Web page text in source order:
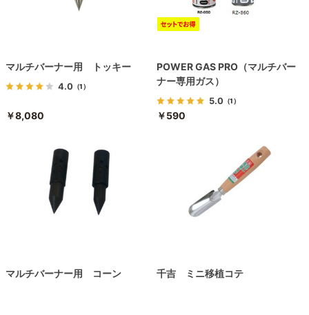
マルチバーナー用 トッキー
4.0 （1）
￥8,080
POWER GAS PRO（マルチバー
ナー専用ガス）
5.0 （1）
￥590
マルチバーナー用 コーン 千吉 ミニ移植コテ